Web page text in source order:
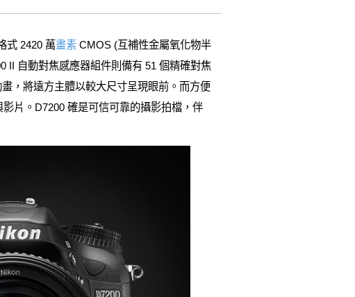
式 2420 萬畫素 CMOS (互補性金屬氧化物半
II 自動對焦感應器組件則備有 51 個精確對焦
，將遠方主體以較大尺寸呈現眼前。而方便
片。D7200 確是可信可靠的攝影拍檔，伴